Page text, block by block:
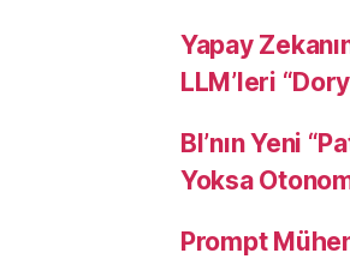
Yapay
LLM’leri
BI’nın Yeni
Yoksa
Prompt